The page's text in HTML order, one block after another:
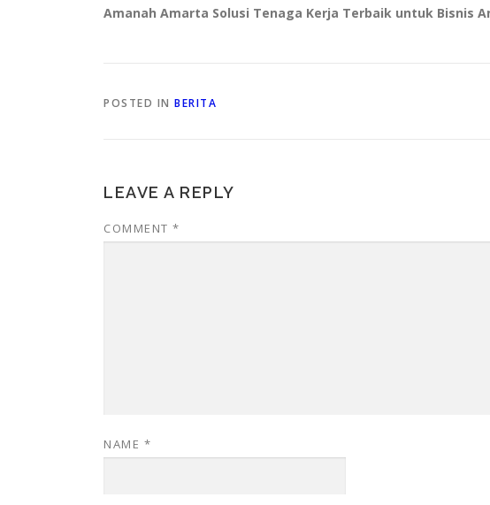
Amanah Amarta Solusi Tenaga Kerja Terbaik untuk Bisnis
POSTED IN BERITA
LEAVE A REPLY
COMMENT *
NAME *